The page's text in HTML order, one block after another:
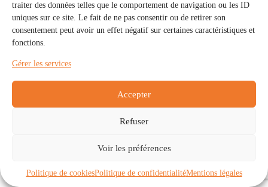
traiter des données telles que le comportement de navigation ou les ID
uniques sur ce site. Le fait de ne pas consentir ou de retirer son
consentement peut avoir un effet négatif sur certaines caractéristiques et
fonctions.
Gérer les services
Accepter
Refuser
Voir les préférences
Politique de cookiesPolitique de confidentialitéMentions légales
Communautés
À propos
Politique de cookies (UE)